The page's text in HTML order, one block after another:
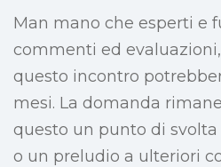
Man mano che esperti e
commenti ed
questo incontro
mesi. La domanda
questo un punto di
o un preludio a ulteriori